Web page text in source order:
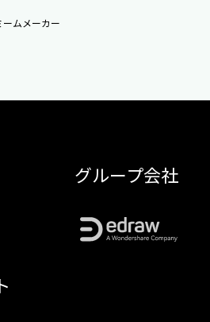
ムメーカー
グループ会社